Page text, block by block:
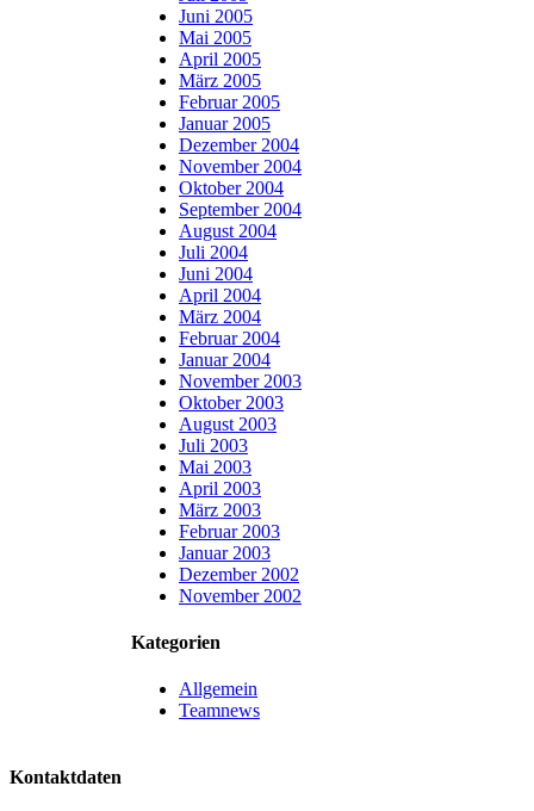
Juni 2005
Mai 2005
April 2005
März 2005
Februar 2005
Januar 2005
Dezember 2004
November 2004
Oktober 2004
September 2004
August 2004
Juli 2004
Juni 2004
April 2004
März 2004
Februar 2004
Januar 2004
November 2003
Oktober 2003
August 2003
Juli 2003
Mai 2003
April 2003
März 2003
Februar 2003
Januar 2003
Dezember 2002
November 2002
Kategorien
Allgemein
Teamnews
Kontaktdaten